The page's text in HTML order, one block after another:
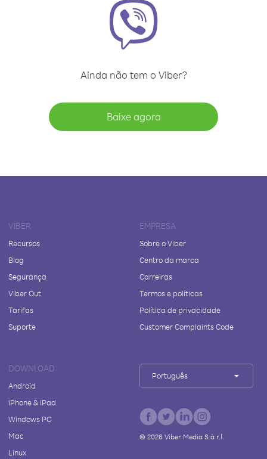
Ainda não tem o Viber?
Baixe agora
VIBER
Recursos
Blog
Segurança
Viber Out
Tarifas
Suporte
EMPRESA
Sobre o Viber
Centro da marca
Carreiras
Termos e políticas
Política de privacidade
Customer Complaints Code
DOWNLOAD
Android
iPhone & iPad
Windows PC
Mac
Linux
Português
© 2026Viber Media S.à r.l.